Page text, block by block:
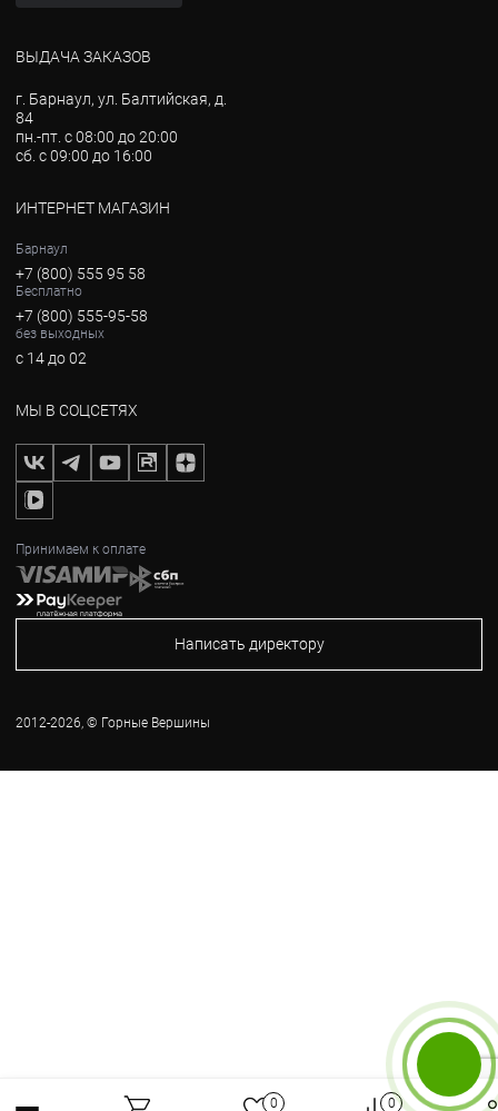
ВЫДАЧА ЗАКАЗОВ
г. Барнаул, ул. Балтийская, д.
84
пн.-пт. с 08:00 до 20:00
сб. с 09:00 до 16:00
ИНТЕРНЕТ МАГАЗИН
Барнаул
+7 (800) 555 95 58
Бесплатно
+7 (800) 555-95-58
без выходных
с 14 до 02
МЫ В СОЦСЕТЯХ
Принимаем к оплате
Написать директору
2012-2026, © Горные Вершины
0 0
Бесплатный звонок